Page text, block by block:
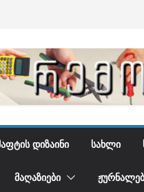
ᲓᲘᲖᲐᲘᲜᲘ ᲡᲐᲮᲚᲘ
ᲛᲐᲦᲐᲖᲘᲔᲑᲘ